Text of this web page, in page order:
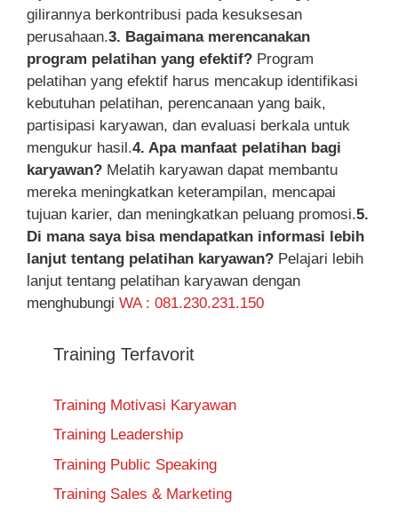
gilirannya berkontribusi pada kesuksesan
perusahaan.3. Bagaimana merencanakan
program pelatihan yang efektif? Program
pelatihan yang efektif harus mencakup identifikasi
kebutuhan pelatihan, perencanaan yang baik,
partisipasi karyawan, dan evaluasi berkala untuk
mengukur hasil.4. Apa manfaat pelatihan bagi
karyawan? Melatih karyawan dapat membantu
mereka meningkatkan keterampilan, mencapai
tujuan karier, dan meningkatkan peluang promosi.5.
Di mana saya bisa mendapatkan informasi lebih
lanjut tentang pelatihan karyawan? Pelajari lebih
lanjut tentang pelatihan karyawan dengan
menghubungi WA : 081.230.231.150
Training Terfavorit
Training Motivasi Karyawan
Training Leadership
Training Public Speaking
Training Sales & Marketing